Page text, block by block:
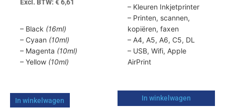
Excl. BTW: €6,61
– Black (16ml)
– Cyaan (10ml)
– Magenta (10ml)
– Yellow (10ml)
In winkelwagen
productpagina
– Kleuren Inkjetprinter
– Printen, scannen,
kopiëren, faxen
– A4, A5, A6, C5, DL
– USB, Wifi, Apple
AirPrint
In winkelwagen